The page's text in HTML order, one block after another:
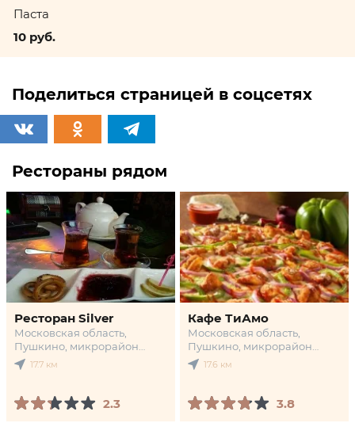
Паста
10 руб.
Поделиться страницей в соцсетях
Рестораны рядом
Ресторан Silver
Московская область,
Пушкино, микрорайон
Дзержинец, 1а ст1
17.7 км
2.3
Кафе ТиАмо
Московская область,
Пушкино, микрорайон
Серебрянка, 48
17.6 км
3.8